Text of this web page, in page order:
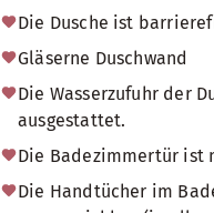
Die Dusche ist
Gläserne Duschwand
Die Wasserzufuhr der
ausgestattet.
Die Badezimmertür ist
Die Handtücher im